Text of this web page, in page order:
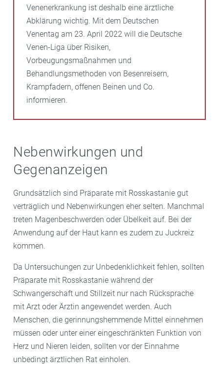
Venenerkrankung ist deshalb eine ärztliche
Abklärung wichtig. Mit dem Deutschen
Venentag am 23. April 2022 will die Deutsche
Venen-Liga über Risiken,
Vorbeugungsmaßnahmen und
Behandlungsmethoden von Besenreisern,
Krampfadern, offenen Beinen und Co.
informieren.
Nebenwirkungen und
Gegenanzeigen
Grundsätzlich sind Präparate mit Rosskastanie gut
verträglich und Nebenwirkungen eher selten. Manchmal
treten Magenbeschwerden oder Übelkeit auf. Bei der
Anwendung auf der Haut kann es zudem zu Juckreiz
kommen.
Da Untersuchungen zur Unbedenklichkeit fehlen, sollten
Präparate mit Rosskastanie während der
Schwangerschaft und Stillzeit nur nach Rücksprache
mit Arzt oder Ärztin angewendet werden. Auch
Menschen, die gerinnungshemmende Mittel einnehmen
müssen oder unter einer eingeschränkten Funktion von
Herz und Nieren leiden, sollten vor der Einnahme
unbedingt ärztlichen Rat einholen.